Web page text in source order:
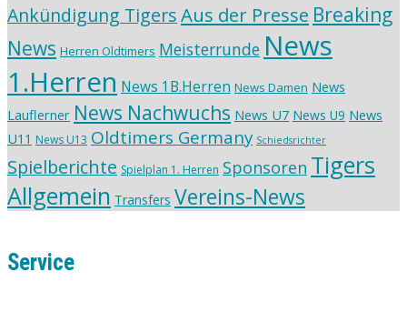
Ankündigung TigersAus der Presse Breaking
News Herren Oldtimers Meisterrunde News
1.Herren News 1B.Herren News Damen News
Lauflerner News Nachwuchs News U7 News U9 News
U11 News U13 Oldtimers Germany Schiedsrichter
Spielberichte Spielplan 1. Herren Sponsoren Tigers
Allgemein Transfers Vereins-News
Service